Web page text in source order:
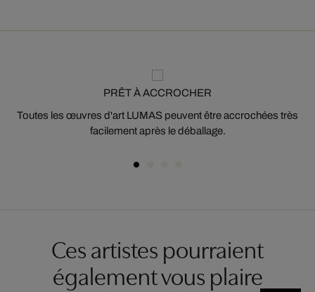
PRÊT À ACCROCHER
Toutes les œuvres d'art LUMAS peuvent être accrochées très
facilement après le déballage.
Ces artistes pourraient
également vous plaire